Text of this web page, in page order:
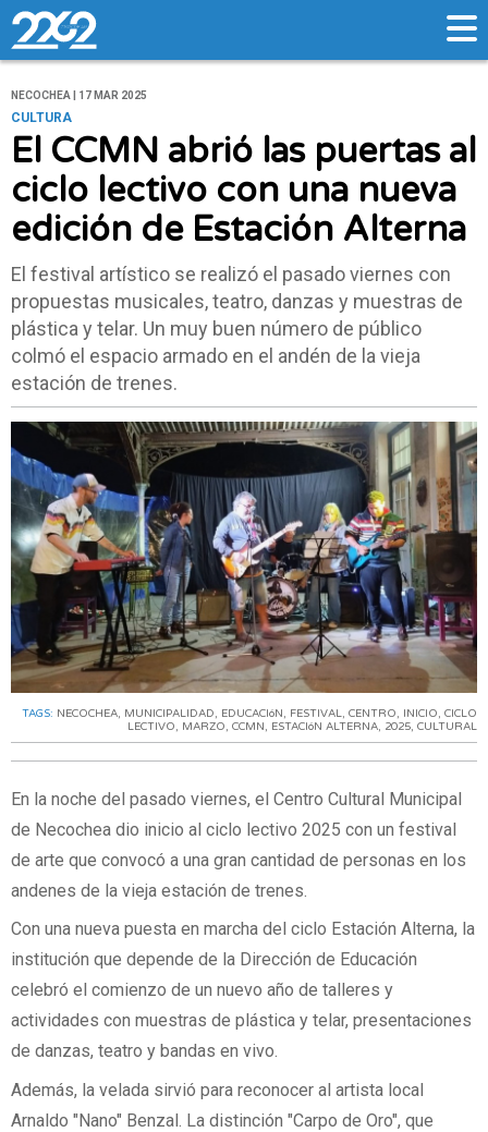
NECOCHEA | 17 MAR 2025
CULTURA
El CCMN abrió las puertas al
ciclo lectivo con una nueva
edición de Estación Alterna
El festival artístico se realizó el pasado viernes con
propuestas musicales, teatro, danzas y muestras de
plástica y telar. Un muy buen número de público
colmó el espacio armado en el andén de la vieja
estación de trenes.
TAGS: NECOCHEA, MUNICIPALIDAD, EDUCACIóN , FESTIVAL, CENTRO, INICIO, CICLO
LECTIVO, MARZO, CCMN , ESTACIóN ALTERNA, 2025, CULTURAL
En la noche del pasado viernes, el Centro Cultural Municipal
de Necochea dio inicio al ciclo lectivo 2025 con un festival
de arte que convocó a una gran cantidad de personas en los
andenes de la vieja estación de trenes.
Con una nueva puesta en marcha del ciclo Estación Alterna, la
institución que depende de la Dirección de Educación
celebró el comienzo de un nuevo año de talleres y
actividades con muestras de plástica y telar, presentaciones
de danzas, teatro y bandas en vivo.
Además, la velada sirvió para reconocer al artista local
Arnaldo "Nano" Benzal. La distinción "Carpo de Oro", que